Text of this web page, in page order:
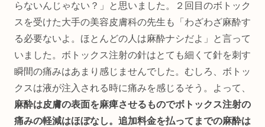
らないんじゃない？」と思いました。２回目のボトック
スを受けた大手の美容皮膚科の先生も「わざわざ麻酔す
る必要ないよ。ほとんどの人は麻酔ナシだよ」と言って
いました。ボトックス注射の針はとても細くて針を刺す
瞬間の痛みはあまり感じませんでした。むしろ、ボトッ
クスは液が注入される時に痛みを感じるそう。よって、
麻酔は皮膚の表面を麻痺させるものでボトックス注射の
痛みの軽減はほぼなし。追加料金を払ってまでの麻酔は